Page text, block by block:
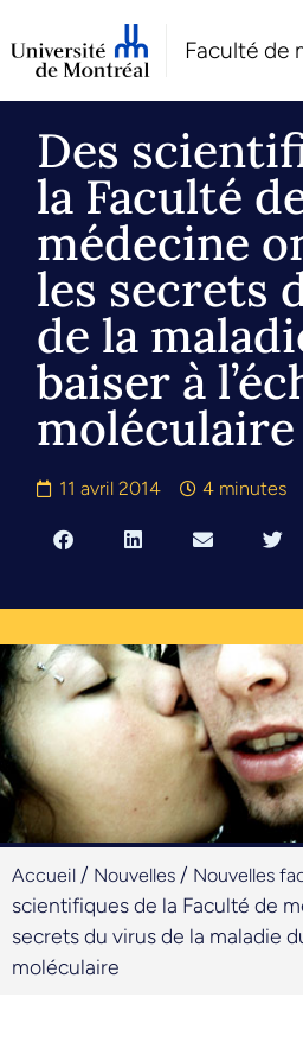
Faculté de
Des
la Faculté
médecine
les secrets
de la
baiser à
moléculaire
11 avril 2014 4 minutes
Accueil / Nouvelles / Nouvelles
scientifiques de la Faculté de
secrets du virus de la maladie
moléculaire